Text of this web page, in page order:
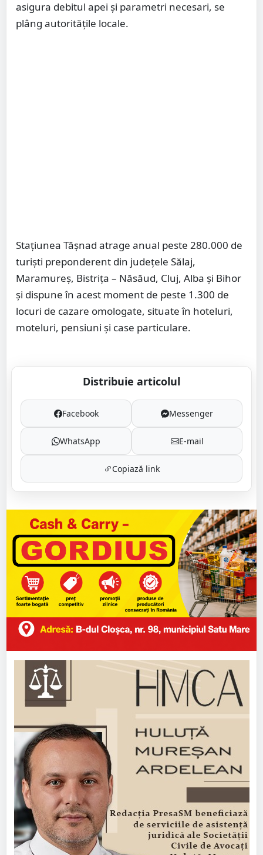
asigura debitul apei și parametri necesari, se
plâng autoritățile locale.
Stațiunea Tășnad atrage anual peste 280.000 de
turişti preponderent din judeţele Sălaj,
Maramureş, Bistriţa – Năsăud, Cluj, Alba şi Bihor
și dispune în acest moment de peste 1.300 de
locuri de cazare omologate, situate în hoteluri,
moteluri, pensiuni şi case particulare.
Distribuie articolul
Facebook Messenger
WhatsApp E-mail
Copiază link